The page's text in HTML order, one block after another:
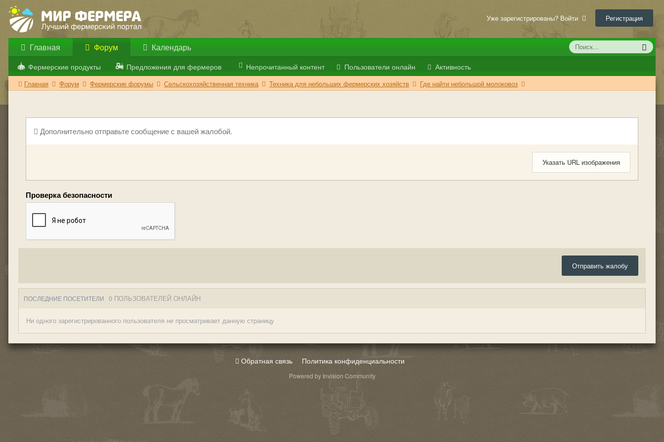
Уже зарегистрированы? Войти Регистрация
Главная Форум
Фермерские продукты Предложения для фермеров Непрочитанный контент Пользователи онлайн Активность
Календарь
Главная Форум Фермерские форумы Сельскохозяйственная техника Техника для небольших фермерских хозяйств Где найти небольшой молоковоз
Дополнительно отправьте сообщение с вашей жалобой.
Указать URL изображения
Проверка безопасности
Отправить жалобу
ПОСЛЕДНИЕ ПОСЕТИТЕЛИ 0 ПОЛЬЗОВАТЕЛЕЙ ОНЛАЙН
Ни одного зарегистрированного пользователя не просматривает данную страницу
Обратная связь Политика конфиденциальности
Powered by Invision Community